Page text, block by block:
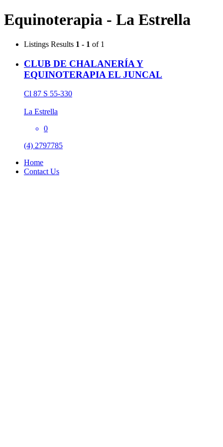
Equinoterapia - La Estrella
Listings Results 1 - 1 of 1
CLUB DE CHALANERÍA Y
EQUINOTERAPIA EL JUNCAL
Cl 87 S 55-330
La Estrella
0
(4) 2797785
Home
Contact Us